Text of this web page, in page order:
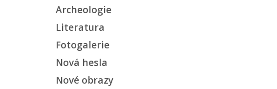
Archeologie
Literatura
Fotogalerie
Nová hesla
Nové obrazy